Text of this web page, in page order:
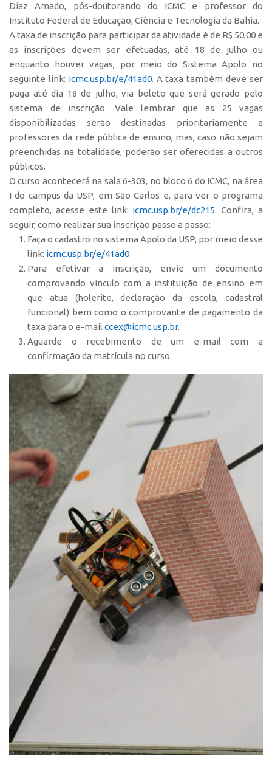
CEPIX
CPEs
INCTs
PRPI/USP
InovaUSP
Eventos
Agenda AUSPIN
Fala Inovação
Premiações
Edição 2021
Edição 2019
Edição 2017
Inovação em Números
Propriedade Intelectual
Formas de Proteção
Patentes
Marcas
Softwares
Cultivares
Desenho Industrial
Buscar Anterioridade
Como solicitar
Portal do Inventor
VPI – Vocação para Inovação
Patrimônio Genético
Leis e Normas
Transferência de Tecnologia
Editais de TT
Convênios
Chamamento
Parcerias PD&I
Exceções
Diaz Amado, pós-doutorando do ICMC e professor do
Instituto Federal de Educação, Ciência e Tecnologia da Bahia.
A taxa de inscrição para participar da atividade é de R$ 50,00 e
as inscrições devem ser efetuadas, até 18 de julho ou
enquanto houver vagas, por meio do Sistema Apolo no
seguinte link: icmc.usp.br/e/41ad0. A taxa também deve ser
paga até dia 18 de julho, via boleto que será gerado pelo
sistema de inscrição. Vale lembrar que as 25 vagas
disponibilizadas serão destinadas prioritariamente a
professores da rede pública de ensino, mas, caso não sejam
preenchidas na totalidade, poderão ser oferecidas a outros
públicos.
O curso acontecerá na sala 6-303, no bloco 6 do ICMC, na área
I do campus da USP, em São Carlos e, para ver o programa
completo, acesse este link: icmc.usp.br/e/dc215. Confira, a
seguir, como realizar sua inscrição passo a passo:
Faça o cadastro no sistema Apolo da USP, por meio desse
link: icmc.usp.br/e/41ad0
Para efetivar a inscrição, envie um documento
comprovando vínculo com a instituição de ensino em
que atua (holerite, declaração da escola, cadastral
funcional) bem como o comprovante de pagamento da
taxa para o e-mail ccex@icmc.usp.br.
Aguarde o recebimento de um e-mail com a
confirmação da matrícula no curso.